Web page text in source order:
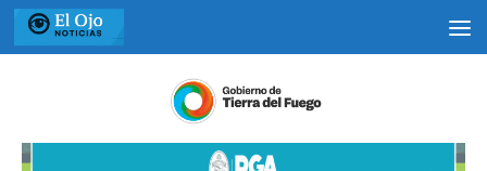
Saltar al contenido